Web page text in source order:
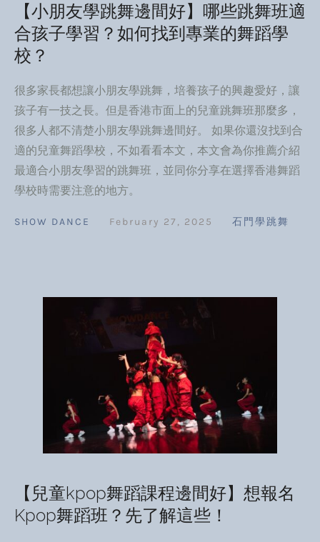
【小朋友學跳舞邊間好】哪些跳舞班適
合孩子學習？如何找到專業的舞蹈學
校？
很多家長都想讓小朋友學跳舞，培養孩子的興趣愛好，讓
孩子有一技之長。但是香港市面上的兒童跳舞班那麼多，
很多人都不清楚小朋友學跳舞邊間好。 如果你還沒找到合
適的兒童舞蹈學校，不如看看本文，本文會為你推薦介紹
最適合小朋友學習的跳舞班，並同你分享在選擇香港舞蹈
學校時需要注意的地方。
SHOW DANCE February 27, 2025 石門學跳舞
【兒童kpop舞蹈課程邊間好】想報名
Kpop舞蹈班？先了解這些！